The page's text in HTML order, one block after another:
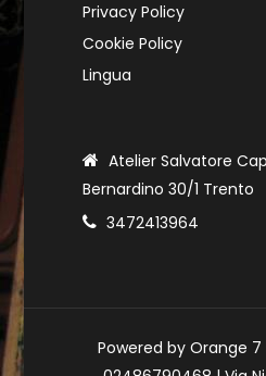
Privacy Policy
Cookie Policy
Lingua
Atelier Salvatore
Bernardino 30/1 Trento
3472413964
Powered by Orange 7